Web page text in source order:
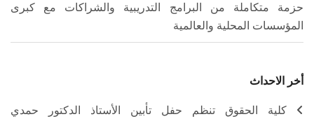
حزمة متكاملة من البرامج التدريبية والشراكات مع كبرى
المؤسسات المحلية والعالمية
أخر الاحداث
كلية الحقوق تنظم حفل تأبين الأستاذ الدكتور حمدي